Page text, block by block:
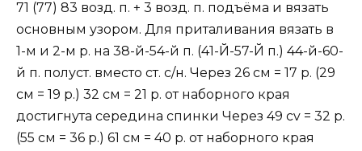
71 (77) 83 возд. п. + 3 возд. п. подъёма и вязать
основным узором. Для приталивания вязать в
1-м и 2-м р. на 38-й-54-й п. (41-Й-57-Й п.) 44-й-60-
й п. полуст. вместо ст. с/н. Через 26 см = 17 р. (29
см = 19 р.) 32 см = 21 р. от наборного края
достигнута середина спинки Через 49 cv = 32 р.
(55 см = 36 р.) 61 см = 40 р. от наборного края